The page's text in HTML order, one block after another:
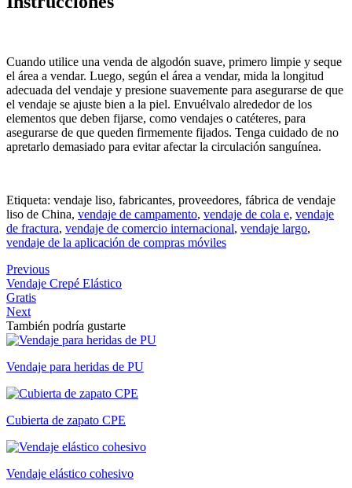
Cuando utilice una venda de algodón suave, primero limpie y seque
el área a vendar. Luego, según el área a vendar, mida la longitud
adecuada del vendaje y presione suavemente para asegurarse de que
el vendaje se ajuste bien a la piel. Envuélvalo alrededor de los
elementos que deben fijarse, como vendajes o catéteres, para
asegurarse de que queden firmemente fijados. Tenga cuidado de no
apretarlo demasiado para evitar afectar la circulación sanguínea.
Etiqueta: vendaje liso, fabricantes, proveedores, fábrica de vendaje
liso de China, vendaje de campamento, vendaje de cola e, vendaje
de fractura, vendaje de comercio internacional, vendaje largo,
vendaje de la aplicación de compras móviles
Previous
Vendaje Crepé Elástico
Gratis
Next
También podría gustarte
Vendaje para heridas de PU
Cubierta de zapato CPE
Vendaje elástico cohesivo